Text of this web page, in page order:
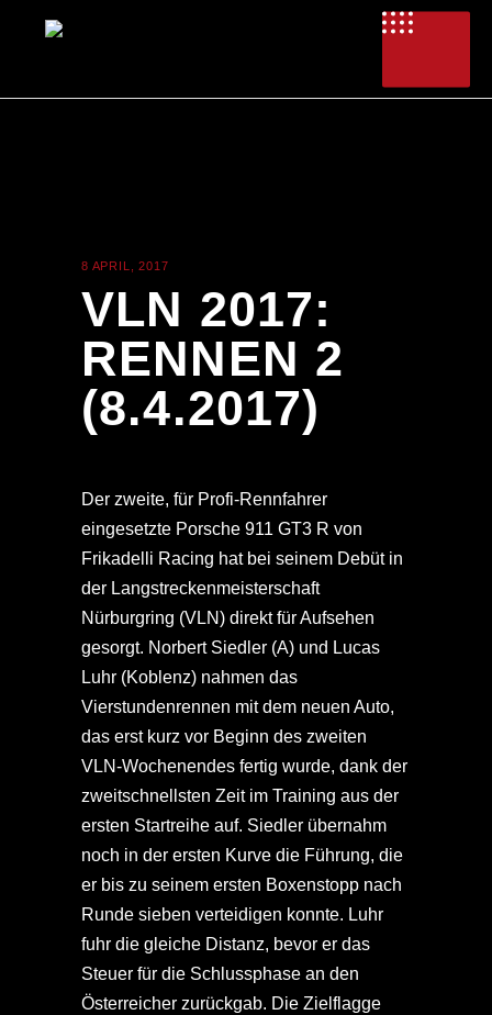
8 APRIL, 2017
VLN 2017:
RENNEN 2
(8.4.2017)
Der zweite, für Profi-Rennfahrer
eingesetzte Porsche 911 GT3 R von
Frikadelli Racing hat bei seinem Debüt in
der Langstreckenmeisterschaft
Nürburgring (VLN) direkt für Aufsehen
gesorgt. Norbert Siedler (A) und Lucas
Luhr (Koblenz) nahmen das
Vierstundenrennen mit dem neuen Auto,
das erst kurz vor Beginn des zweiten
VLN-Wochenendes fertig wurde, dank der
zweitschnellsten Zeit im Training aus der
ersten Startreihe auf. Siedler übernahm
noch in der ersten Kurve die Führung, die
er bis zu seinem ersten Boxenstopp nach
Runde sieben verteidigen konnte. Luhr
fuhr die gleiche Distanz, bevor er das
Steuer für die Schlussphase an den
Österreicher zurückgab. Die Zielflagge